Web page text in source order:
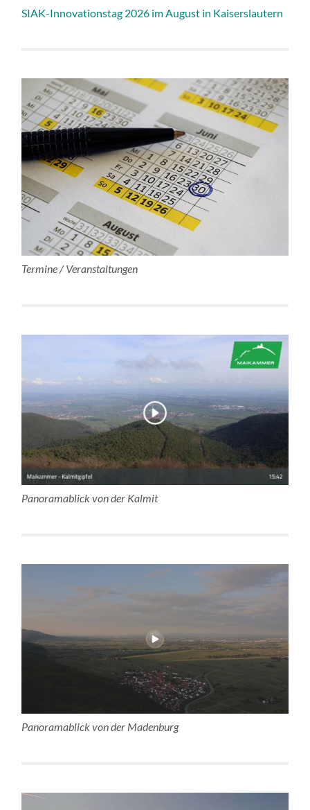
SIAK-Innovationstag 2026 im August in Kaiserslautern
Termine / Veranstaltungen
Panoramablick von der Kalmit
Panoramablick von der Madenburg